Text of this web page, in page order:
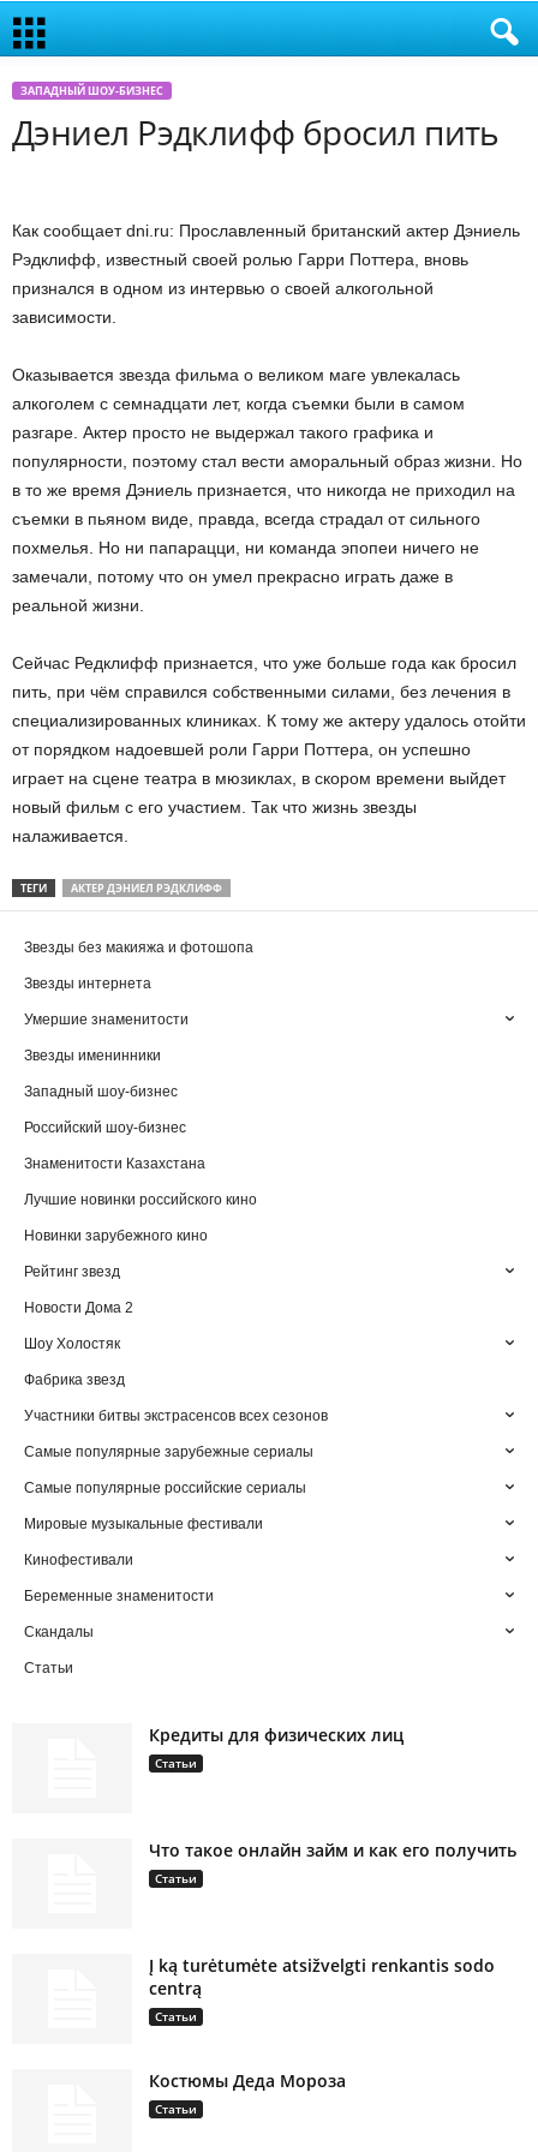
ЗАПАДНЫЙ ШОУ-БИЗНЕС
Дэниел Рэдклифф бросил пить
Как сообщает dni.ru: Прославленный британский актер Дэниель
Рэдклифф, известный своей ролью Гарри Поттера, вновь
признался в одном из интервью о своей алкогольной
зависимости.
Оказывается звезда фильма о великом маге увлекалась
алкоголем с семнадцати лет, когда съемки были в самом
разгаре. Актер просто не выдержал такого графика и
популярности, поэтому стал вести аморальный образ жизни. Но
в то же время Дэниель признается, что никогда не приходил на
съемки в пьяном виде, правда, всегда страдал от сильного
похмелья. Но ни папарацци, ни команда эпопеи ничего не
замечали, потому что он умел прекрасно играть даже в
реальной жизни.
Сейчас Редклифф признается, что уже больше года как бросил
пить, при чём справился собственными силами, без лечения в
специализированных клиниках. К тому же актеру удалось отойти
от порядком надоевшей роли Гарри Поттера, он успешно
играет на сцене театра в мюзиклах, в скором времени выйдет
новый фильм с его участием. Так что жизнь звезды
налаживается.
ТЕГИ АКТЕР ДЭНИЕЛ РЭДКЛИФФ
Звезды без макияжа и фотошопа
Звезды интернета
Умершие знаменитости
Звезды именинники
Западный шоу-бизнес
Российский шоу-бизнес
Знаменитости Казахстана
Лучшие новинки российского кино
Новинки зарубежного кино
Рейтинг звезд
Новости Дома 2
Шоу Холостяк
Фабрика звезд
Участники битвы экстрасенсов всех сезонов
Самые популярные зарубежные сериалы
Самые популярные российские сериалы
Мировые музыкальные фестивали
Кинофестивали
Беременные знаменитости
Скандалы
Статьи
Кредиты для физических лиц
Статьи
Что такое онлайн займ и как его получить
Статьи
Į ką turėtumėte atsižvelgti renkantis sodo
centrą
Статьи
Костюмы Деда Мороза
Статьи